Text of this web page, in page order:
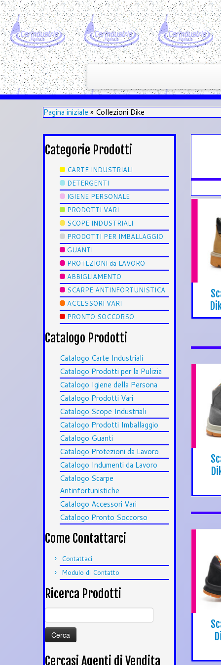
Pagina iniziale » Collezioni Dike
Categorie Prodotti
CARTE INDUSTRIALI
DETERGENTI
IGIENE PERSONALE
PRODOTTI VARI
SCOPE INDUSTRIALI
PRODOTTI PER IMBALLAGGIO
GUANTI
PROTEZIONI da LAVORO
ABBIGLIAMENTO
SCARPE ANTINFORTUNISTICA
ACCESSORI VARI
PRONTO SOCCORSO
Catalogo Prodotti
Catalogo Carte Industriali
Catalogo Prodotti per la Pulizia
Catalogo Igiene della Persona
Catalogo Prodotti Vari
Catalogo Scope Industriali
Catalogo Prodotti Imballaggio
Catalogo Guanti
Catalogo Protezioni da Lavoro
Catalogo Indumenti da Lavoro
Catalogo Scarpe
Antinfortunistiche
Catalogo Accessori Vari
Catalogo Pronto Soccorso
Come Contattarci
Contattaci
Modulo di Contatto
Ricerca Prodotti
per:
Cercasi Agenti di Vendita